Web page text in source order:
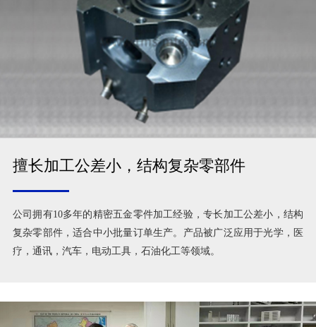
擅长加工公差小，结构复杂零部件
公司拥有10多年的精密五金零件加工经验，专长加工公差小，结构
复杂零部件，适合中小批量订单生产。产品被广泛应用于光学，医
疗，通讯，汽车，电动工具，石油化工等领域。